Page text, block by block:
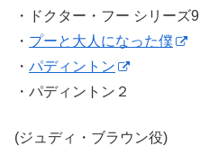
・ドクター・フー シリーズ9
・ プーと大人になった僕
・ パディントン
・パディントン２
(ジュディ・ブラウン役)